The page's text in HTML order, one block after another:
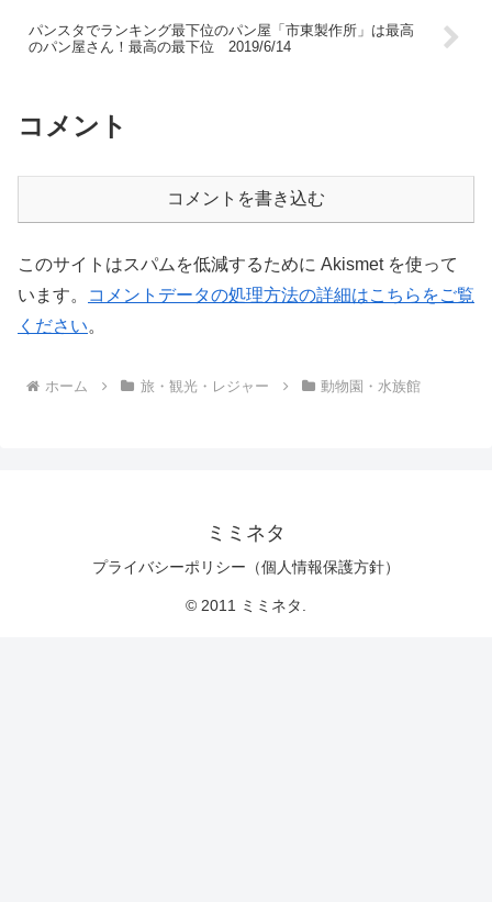
パンスタでランキング最下位のパン屋「市東製作所」は最高
のパン屋さん！最高の最下位 2019/6/14
コメント
コメントを書き込む
このサイトはスパムを低減するために Akismet を使って
います。
コメントデータの処理方法の詳細はこちらをご覧
ください。
ホーム 旅・観光・レジャー 動物園・水族館
ミミネタ
プライバシーポリシー（個人情報保護方針）
© 2011 ミミネタ.